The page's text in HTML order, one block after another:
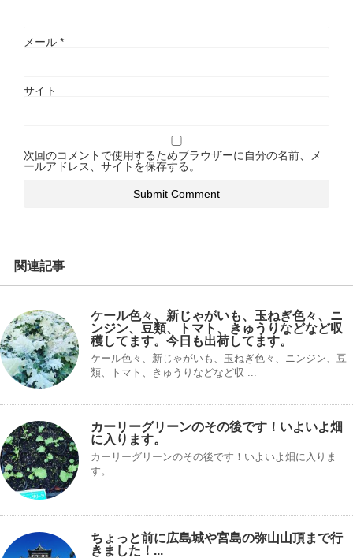
メール *
サイト
次回のコメントで使用するためブラウザーに自分の名前、メ
ールアドレス、サイトを保存する。
関連記事
ケール色々、新じゃがいも、玉ねぎ色々、ニ
ンジン、豆類、トマト、きゅうりなどなど収
穫してます。今日も出荷してます。
ケール色々、新じゃがいも、玉ねぎ色々、ニンジン、豆
類、トマト、きゅうりなどなど収 ...
カーリーグリーンのその後です！いよいよ畑
に入ります。
カーリーグリーンのその後です！いよいよ畑に入りま
す。
ちょっと前に広島城や宮島の弥山山頂まで行
きました！...